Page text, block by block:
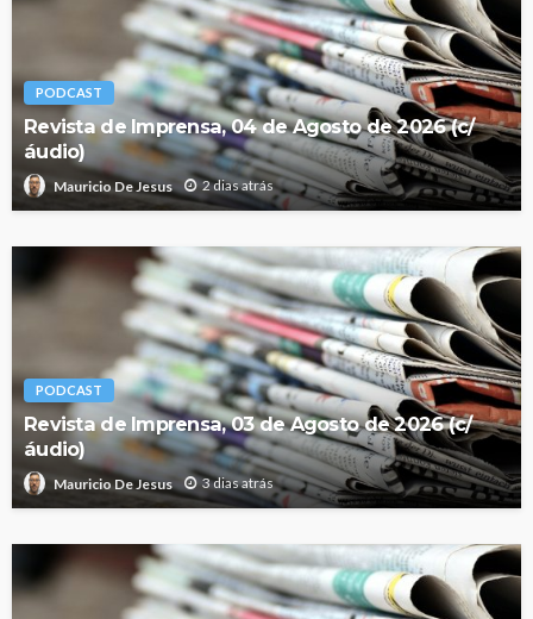
PODCAST
Revista de Imprensa, 04 de Agosto de 2026 (c/
áudio)
Mauricio De Jesus 2 dias atrás
PODCAST
Revista de Imprensa, 03 de Agosto de 2026 (c/
áudio)
Mauricio De Jesus 3 dias atrás